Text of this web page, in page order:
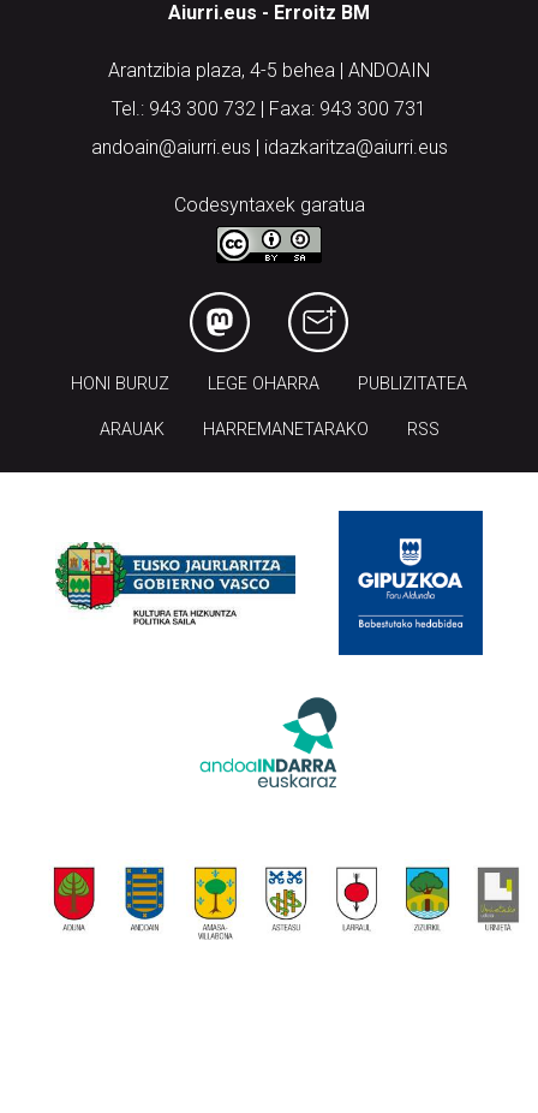
Aiurri.eus - Erroitz BM
Arantzibia plaza, 4-5 behea | ANDOAIN
Tel.: 943 300 732 | Faxa: 943 300 731
andoain@aiurri.eus | idazkaritza@aiurri.eus
Codesyntaxek garatua
HONI BURUZ LEGE OHARRA PUBLIZITATEA
ARAUAK HARREMANETARAKO RSS